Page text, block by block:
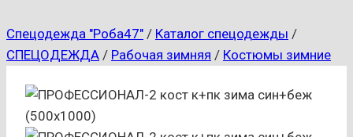
Спецодежда "Роба47" / Каталог спецодежды /
СПЕЦОДЕЖДА / Рабочая зимняя / Костюмы зимние